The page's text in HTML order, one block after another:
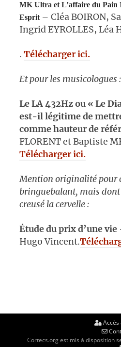
MK Ultra et L’affaire du Pain
Esprit– Cléa BOIRON,
Ingrid EYROLLES, Léa
. Télécharger ici.
Et pour les musicologues :
Le LA 432Hz ou « Le
est-il légitime de
comme hauteur de
FLORENT et Baptiste
Télécharger ici.
Mention originalité pour
bringuebalant, mais dont
creusé la cervelle :
Étude du prix d’une vie
Hugo Vincent.
Accès
Cortecs.org est mis à disposition